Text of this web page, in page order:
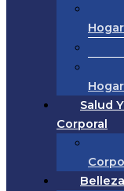
Hogar
Hogar
Salud
Corporal
Belleza